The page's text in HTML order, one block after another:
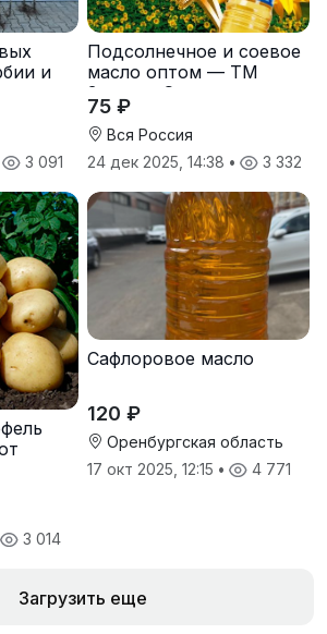
и
3 091
Подсолнечное и соевое
масло оптом — ТМ
Золотая Семечка
75 ₽
Вся Россия
24 дек 2025, 14:38 • 3 332
3 014
Сафлоровое масло
120 ₽
Оренбургская область
17 окт 2025, 12:15 • 4 771
Загрузить еще